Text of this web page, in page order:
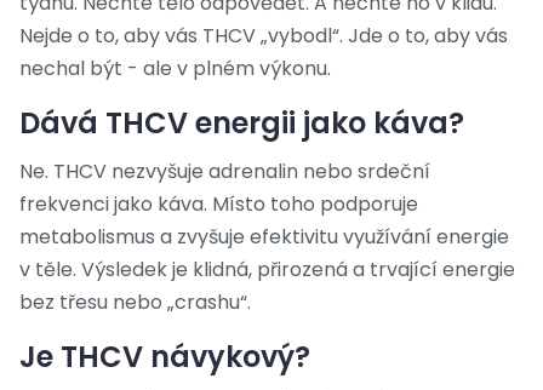
Nejde o to, aby vás THCV „vybodl“. Jde o to, aby vás
nechal být - ale v plném výkonu.
Dává THCV energii jako káva?
Ne. THCV nezvyšuje adrenalin nebo srdeční
frekvenci jako káva. Místo toho podporuje
metabolismus a zvyšuje efektivitu využívání energie
v těle. Výsledek je klidná, přirozená a trvající energie
bez třesu nebo „crashu“.
Je THCV návykový?